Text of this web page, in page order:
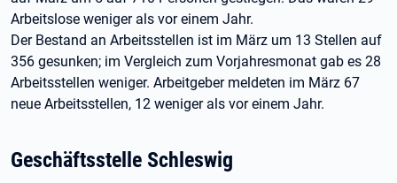
Arbeitslose weniger als vor einem Jahr.
Der Bestand an Arbeitsstellen ist im März um 13 Stellen auf
356 gesunken; im Vergleich zum Vorjahresmonat gab es 28
Arbeitsstellen weniger. Arbeitgeber meldeten im März 67
neue Arbeitsstellen, 12 weniger als vor einem Jahr.
Geschäftsstelle Schleswig